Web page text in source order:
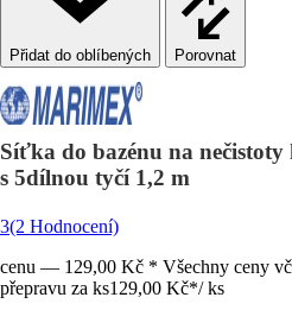
Porovnat
Síťka do bazénu na
s 5dílnou tyčí 1,2 m
3(2 Hodnocení)
cenu — 129,00 Kč * Všechny ceny
přepravu za ks129,00 Kč*/ ks